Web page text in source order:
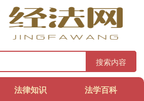
搜索内容
法律知识 法学百科